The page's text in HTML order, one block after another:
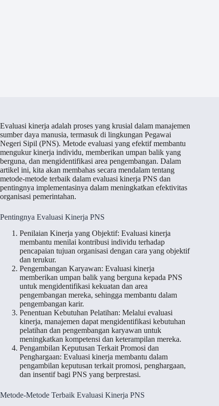
Evaluasi kinerja adalah proses yang krusial dalam manajemen
sumber daya manusia, termasuk di lingkungan Pegawai
Negeri Sipil (PNS). Metode evaluasi yang efektif membantu
mengukur kinerja individu, memberikan umpan balik yang
berguna, dan mengidentifikasi area pengembangan. Dalam
artikel ini, kita akan membahas secara mendalam tentang
metode-metode terbaik dalam evaluasi kinerja PNS dan
pentingnya implementasinya dalam meningkatkan efektivitas
organisasi pemerintahan.
Pentingnya Evaluasi Kinerja PNS
Penilaian Kinerja yang Objektif: Evaluasi kinerja
membantu menilai kontribusi individu terhadap
pencapaian tujuan organisasi dengan cara yang objektif
dan terukur.
Pengembangan Karyawan: Evaluasi kinerja
memberikan umpan balik yang berguna kepada PNS
untuk mengidentifikasi kekuatan dan area
pengembangan mereka, sehingga membantu dalam
pengembangan karir.
Penentuan Kebutuhan Pelatihan: Melalui evaluasi
kinerja, manajemen dapat mengidentifikasi kebutuhan
pelatihan dan pengembangan karyawan untuk
meningkatkan kompetensi dan keterampilan mereka.
Pengambilan Keputusan Terkait Promosi dan
Penghargaan: Evaluasi kinerja membantu dalam
pengambilan keputusan terkait promosi, penghargaan,
dan insentif bagi PNS yang berprestasi.
Metode-Metode Terbaik Evaluasi Kinerja PNS